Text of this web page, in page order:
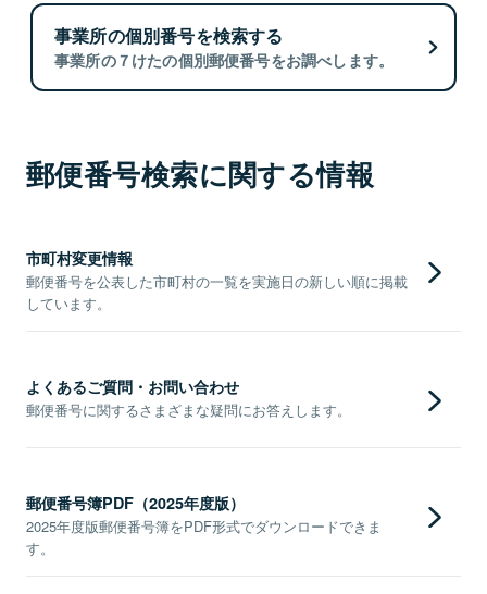
事業所の個別番号を検索する
事業所の７けたの個別郵便番号をお調べします。
郵便番号検索に関する情報
市町村変更情報
郵便番号を公表した市町村の一覧を実施日の新しい順に掲載
しています。
よくあるご質問・お問い合わせ
郵便番号に関するさまざまな疑問にお答えします。
郵便番号簿PDF（2025年度版）
2025年度版郵便番号簿をPDF形式でダウンロードできま
す。